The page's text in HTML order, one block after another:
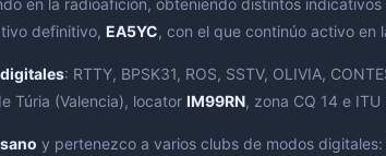
en la radioafición, obteniendo distintos
definitivo, EA5YC, con el que continúo activo en
: RTTY, BPSK31, ROS, SSTV, OLIVIA,
Túria (Valencia), locator IM99RN, zona CQ 14 e ITU
y pertenezco a varios clubs de modos digitales: